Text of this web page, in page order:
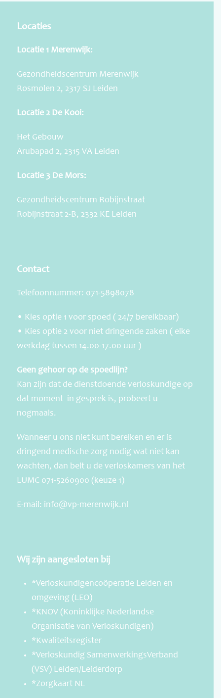
Locaties
Locatie 1 Merenwijk:
Gezondheidscentrum Merenwijk
Rosmolen 2, 2317 SJ Leiden
Locatie 2 De Kooi:
Het Gebouw
Arubapad 2, 2315 VA Leiden
Locatie 3 De Mors:
Gezondheidscentrum Robijnstraat
Robijnstraat 2-B, 2332 KE Leiden
Contact
Telefoonnummer: 071-5898078
• Kies optie 1 voor spoed ( 24/7 bereikbaar)
• Kies optie 2 voor niet dringende zaken ( elke
werkdag tussen 14.00-17.00 uur )
Geen gehoor op de spoedlijn?
Kan zijn dat de dienstdoende verloskundige op
dat moment in gesprek is, probeert u
nogmaals.
Wanneer u ons niet kunt bereiken en er is
dringend medische zorg nodig wat niet kan
wachten, dan belt u de verloskamers van het
LUMC 071-5260900 (keuze 1)
E-mail: info@vp-merenwijk.nl
Wij zijn aangesloten bij
*Verloskundigencoöperatie Leiden en
omgeving (LEO)
*KNOV (Koninklijke Nederlandse
Organisatie van Verloskundigen)
*Kwaliteitsregister
*Verloskundig SamenwerkingsVerband
(VSV) Leiden/Leiderdorp
*Zorgkaart NL